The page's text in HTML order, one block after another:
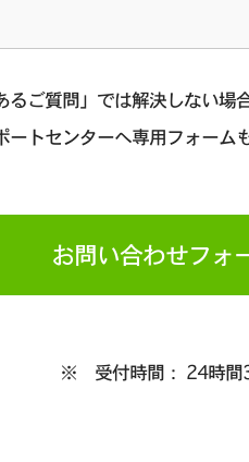
るご質問」では解決しない
ートセンターへ専用フォー
お問い合わせフォ
※ 受付時間： 24時間